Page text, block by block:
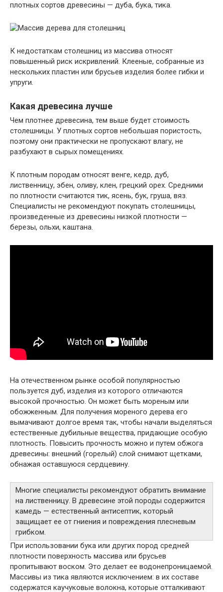
плотных сортов древесины — дуба, бука, тика.
К недостаткам столешниц из массива относят
повышенный риск искривлений. Клееные, собранные из
нескольких пластин или брусьев изделия более гибки и
упруги.
Какая древесина лучше
Чем плотнее древесина, тем выше будет стоимость
столешницы. У плотных сортов небольшая пористость,
поэтому они практически не пропускают влагу, не
разбухают в сырых помещениях.
К плотным породам относят венге, кедр, дуб,
лиственницу, эбен, оливу, клен, грецкий орех. Средними
по плотности считаются тик, ясень, бук, груша, вяз.
Специалисты не рекомендуют покупать столешницы,
произведенные из древесины низкой плотности —
березы, ольхи, каштана.
На отечественном рынке особой популярностью
пользуется дуб, изделия из которого отличаются
высокой прочностью. Он может быть мореным или
обожженным. Для получения мореного дерева его
вымачивают долгое время так, чтобы начали выделяться
естественные дубильные вещества, придающие особую
плотность. Повысить прочность можно и путем обжога
древесины: внешний (горелый) слой снимают щетками,
обнажая оставшуюся сердцевину.
Многие специалисты рекомендуют обратить внимание
на лиственницу. В древесине этой породы содержится
камедь — естественный антисептик, который
защищает ее от гниения и повреждения плесневым
грибком.
При использовании бука или других пород средней
плотности поверхность массива или брусьев
пропитывают воском. Это делает ее водонепроницаемой.
Массивы из тика являются исключением: в их составе
содержатся каучуковые волокна, которые отталкивают